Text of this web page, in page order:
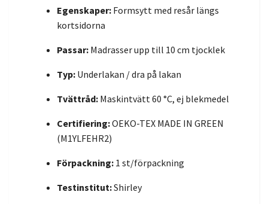
Egenskaper: Formsytt med resår längs
kortsidorna
Passar: Madrasser upp till 10 cm tjocklek
Typ: Underlakan / dra på lakan
Tvättråd: Maskintvätt 60 °C, ej blekmedel
Certifiering:OEKO-TEX MADE IN GREEN
(M1YLFEHR2)
Förpackning: 1 st/förpackning
Testinstitut:Shirley